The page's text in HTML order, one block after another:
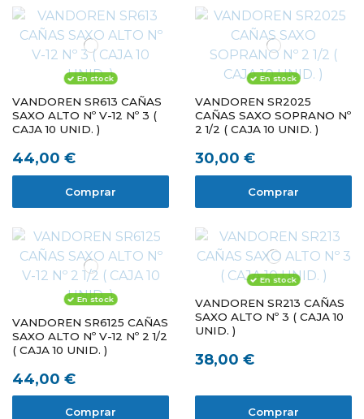
En stock
VANDOREN SR613 CAÑAS
SAXO ALTO Nº V-12 Nº 3 (
CAJA 10 UNID. )
44,00 €
Comprar
En stock
VANDOREN SR2025
CAÑAS SAXO SOPRANO Nº
2 1/2 ( CAJA 10 UNID. )
30,00 €
Comprar
En stock
VANDOREN SR6125 CAÑAS
SAXO ALTO Nº V-12 Nº 2 1/2
( CAJA 10 UNID. )
44,00 €
Comprar
En stock
VANDOREN SR213 CAÑAS
SAXO ALTO Nº 3 ( CAJA 10
UNID. )
38,00 €
Comprar